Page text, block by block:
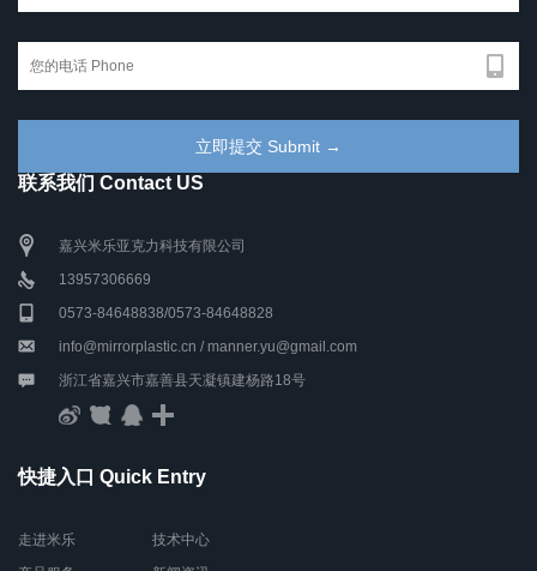
联系我们 Contact US
嘉兴米乐亚克力科技有限公司
13957306669
0573-84648838/0573-84648828
info@mirrorplastic.cn / manner.yu@gmail.com
浙江省嘉兴市嘉善县天凝镇建杨路18号
快捷入口 Quick Entry
走进米乐
技术中心